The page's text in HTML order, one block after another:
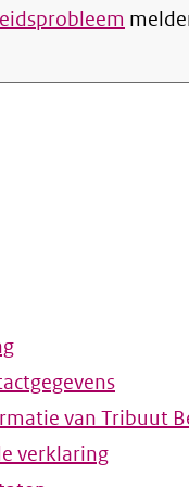
van Tribuut
verklaring